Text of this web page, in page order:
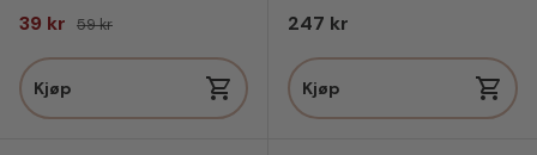
Salgspris
39 kr Vanlig pris
59 kr
Kjøp
Vanlig pris
247 kr
Kjøp